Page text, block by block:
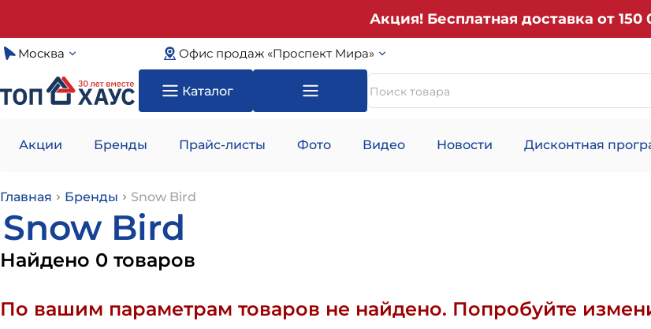
Акция! Бесплатная доставка от 150
Москва Офис продаж «Проспект Мира»
Каталог
Акции Бренды Прайс-листы Фото Видео Новости Дисконтная
Главная Бренды Snow Bird
Snow Bird
Найдено 0 товаров
По вашим параметрам товаров не найдено. Попробуйте